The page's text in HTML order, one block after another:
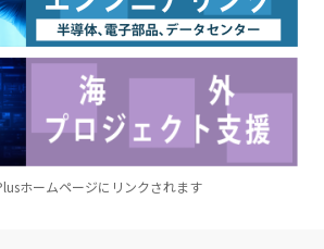
ホームページにリンクされます